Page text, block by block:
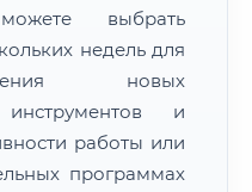
выбрать
недель для
новых
инструментов и
работы или
программах